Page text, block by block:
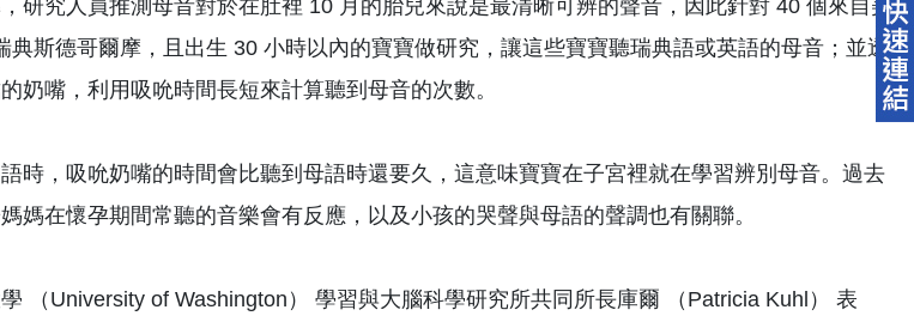
研究人員推測母音對於在肚裡 10 月的胎兒來說是最清晰可辨的聲音，因此針對 40 個來自美
典斯德哥爾摩，且出生 30 小時以內的寶寶做研究，讓這些寶寶聽瑞典語或英語的母音；並透
奶嘴，利用吸吮時間長短來計算聽到母音的次數。
時，吸吮奶嘴的時間會比聽到母語時還要久，這意味寶寶在子宮裡就在學習辨別母音。過去
媽在懷孕期間常聽的音樂會有反應，以及小孩的哭聲與母語的聲調也有關聯。
（University of Washington） 學習與大腦科學研究所共同所長庫爾 （Patricia Kuhl） 表